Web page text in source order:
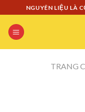
to
content
NGUYÊN LIỆU LÀ
TRANG